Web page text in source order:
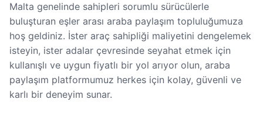
Malta genelinde sahipleri sorumlu sürücülerle
buluşturan eşler arası araba paylaşım topluluğumuza
hoş geldiniz. İster araç sahipliği maliyetini dengelemek
isteyin, ister adalar çevresinde seyahat etmek için
kullanışlı ve uygun fiyatlı bir yol arıyor olun, araba
paylaşım platformumuz herkes için kolay, güvenli ve
karlı bir deneyim sunar.